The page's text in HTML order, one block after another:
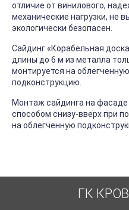
отличие от винилового,
механические нагрузки, не
экологически безопасен.
Сайдинг «Корабельная
длины до 6 м из металла
монтируется на
подконструкцию.
Монтаж сайдинга на
способом снизу-вверх при
на облегченную
ГК